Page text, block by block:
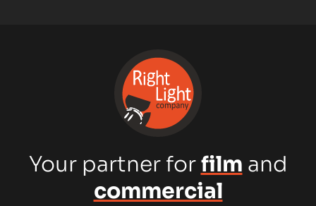
Your partner forfilm and
commercial